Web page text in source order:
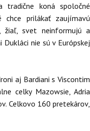
tradične koná spoločné
chce prilákať zaujímavú
žiaľ, svet neinformujú a
nie sú v Európskej
aj Bardiani s Viscontim
celky Mazowsie, Adria
Celkovo 160 pretekárov,